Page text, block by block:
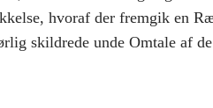
hvoraf der fremgik en
skildrede unde Omtale af